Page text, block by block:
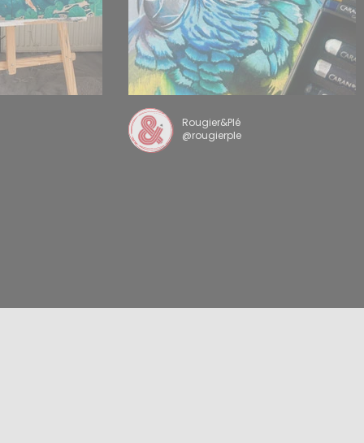
Rougier&Plé
@rougierple